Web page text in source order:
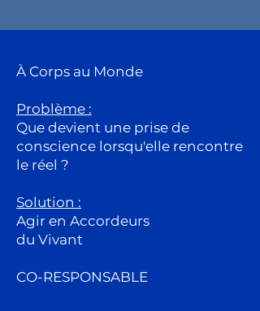
À Corps au Monde
Problème :
Que devient une prise de
conscience lorsqu'elle rencontre
le réel ?
Solution :
Agir en Accordeurs
du Vivant
CO-RESPONSABLE